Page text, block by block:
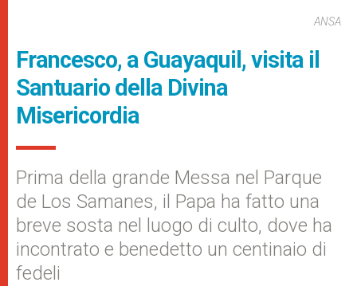
ANSA
Francesco, a Guayaquil, visita il
Santuario della Divina
Misericordia
Prima della grande Messa nel Parque
de Los Samanes, il Papa ha fatto una
breve sosta nel luogo di culto, dove ha
incontrato e benedetto un centinaio di
fedeli